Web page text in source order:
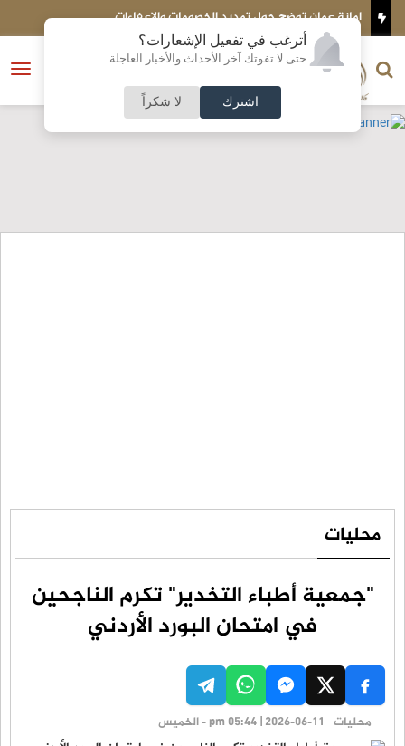
أترغب في تفعيل الإشعارات؟
حتى لا تفوتك آخر الأحداث والأخبار العاجلة
اشترك لا شكراً
امانة عمان توضح حول تمديد الخصومات والإعفاءات
فتح
الناشر و رئيس التحرير
النسخة الكاملة
محليات
"جمعية أطباء التخدير" تكرم الناجحين
في امتحان البورد الأردني
محليات pm 05:44 | 2026-06-11 - الخميس